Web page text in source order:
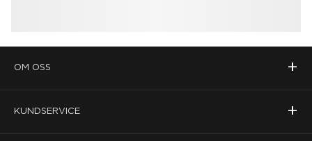
OM OSS +
KUNDSERVICE +